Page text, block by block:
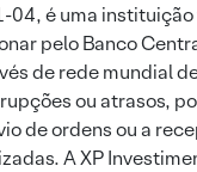
é uma instituição
pelo Banco
de rede mundial
ou atrasos,
de ordens ou a
A XP